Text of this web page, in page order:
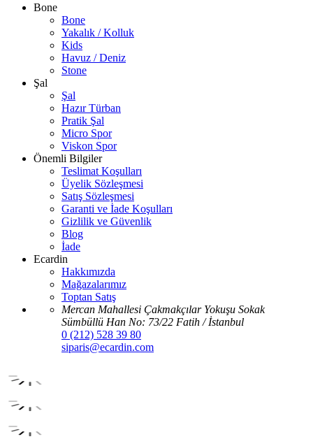
Bone
Bone
Yakalık / Kolluk
Kids
Havuz / Deniz
Stone
Şal
Şal
Hazır Türban
Pratik Şal
Micro Spor
Viskon Spor
Önemli Bilgiler
Teslimat Koşulları
Üyelik Sözleşmesi
Satış Sözleşmesi
Garanti ve İade Koşulları
Gizlilik ve Güvenlik
Blog
İade
Ecardin
Hakkımızda
Mağazalarımız
Toptan Satış
Mercan Mahallesi Çakmakçılar Yokuşu Sokak
Sümbüllü Han No: 73/22 Fatih / İstanbul
0 (212) 528 39 80
siparis@ecardin.com